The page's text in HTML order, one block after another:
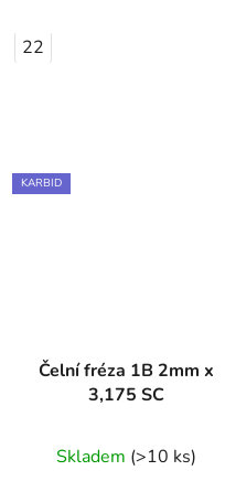
22
KARBID
Čelní fréza 1B 2mm x
3,175 SC
Skladem (>10 ks)